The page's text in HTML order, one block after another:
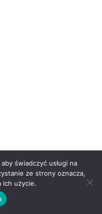
świadczyć usługi na
ze strony oznacza,
ich użycie.